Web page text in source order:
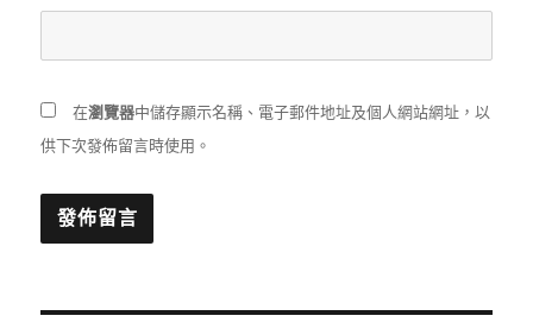
在瀏覽器中儲存顯示名稱、電子郵件地址及個人網站網址，以
供下次發佈留言時使用。